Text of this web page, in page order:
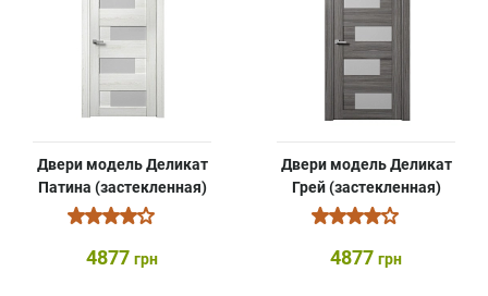
Двери модель Деликат
Патина (застекленная)
4877 грн
Двери модель Деликат
Грей (застекленная)
4877 грн